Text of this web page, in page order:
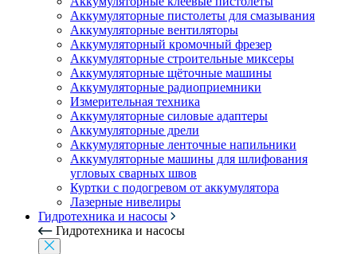
Аккумуляторные пистолеты для смазывания
Аккумуляторные вентиляторы
Аккумуляторный кромочный фрезер
Аккумуляторные строительные миксеры
Аккумуляторные щёточные машины
Аккумуляторные радиоприемники
Измерительная техника
Аккумуляторные силовые адаптеры
Аккумуляторные дрели
Аккумуляторные ленточные напильники
Аккумуляторные машины для шлифования
угловых сварных швов
Куртки с подогревом от аккумулятора
Лазерные нивелиры
Гидротехника и насосы
Гидротехника и насосы